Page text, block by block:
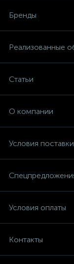
Бренды
Реализованные
Статьи
О компании
Условия поставки
Условия оплаты
Контакты